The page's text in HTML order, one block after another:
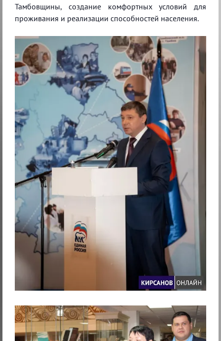
Тамбовщины, создание комфортных условий для
проживания и реализации способностей населения.